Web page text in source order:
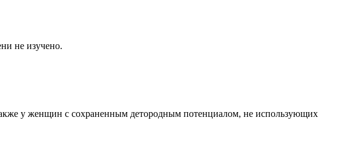
не изучено.
у женщин с сохраненным детородным потенциалом, не использующих